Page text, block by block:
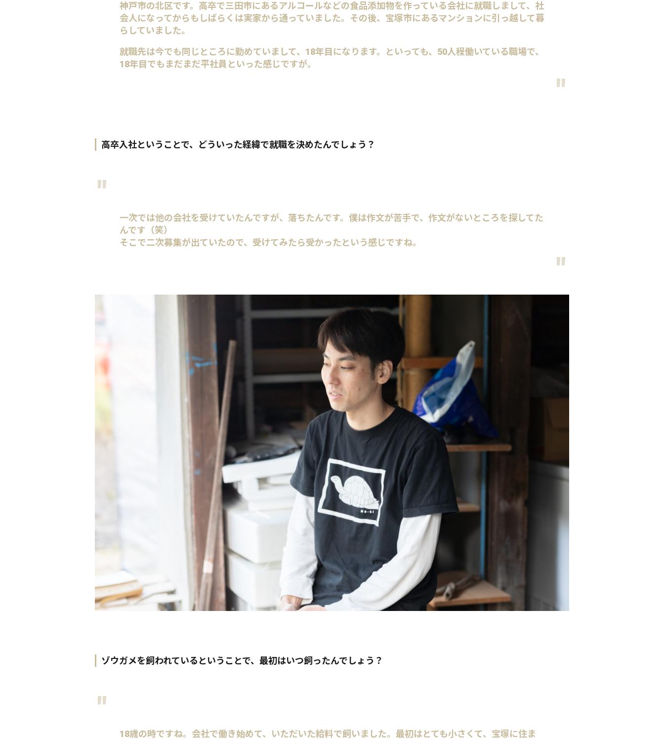
神戸市の北区です。高卒で三田市にあるアルコールなどの食品添加物を作っている会社に就職しまして、社
会人になってからもしばらくは実家から通っていました。その後、宝塚市にあるマンションに引っ越して暮
らしていました。
就職先は今でも同じところに勤めていまして、18年目になります。といっても、50人程働いている職場で、
18年目でもまだまだ平社員といった感じですが。
高卒入社ということで、どういった経緯で就職を決めたんでしょう？
一次では他の会社を受けていたんですが、落ちたんです。僕は作文が苦手で、作文がないところを探してた
んです（笑）
そこで二次募集が出ていたので、受けてみたら受かったという感じですね。
ゾウガメを飼われているということで、最初はいつ飼ったんでしょう？
18歳の時ですね。会社で働き始めて、いただいた給料で飼いました。最初はとても小さくて、宝塚に住ま